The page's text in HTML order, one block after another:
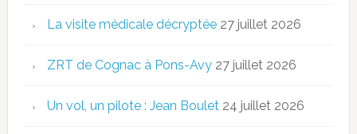
La visite médicale décryptée 27 juillet 2026
ZRT de Cognac à Pons-Avy 27 juillet 2026
Un vol, un pilote : Jean Boulet 24 juillet 2026